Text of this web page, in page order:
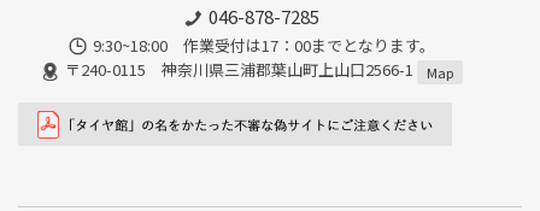
046-878-7285
9:30~18:00 作業受付は17：00までとなります。
〒240-0115 神奈川県三浦郡葉山町上山口2566-1
Map